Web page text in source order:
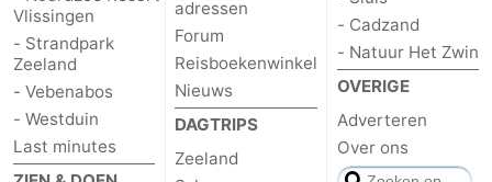
Reisboekenwinkel
Nieuws
Medische
adressen
Regio
Vlissingen
- Strandpark
Zeeland
- Vebenabos
- Westduin
Last minutes
adressen
Forum
Reisboekenwinkel
Nieuws
DAGTRIPS
Zeeland
- Cadzand
- Natuur Het Zwin
OVERIGE
Adverteren
Over ons